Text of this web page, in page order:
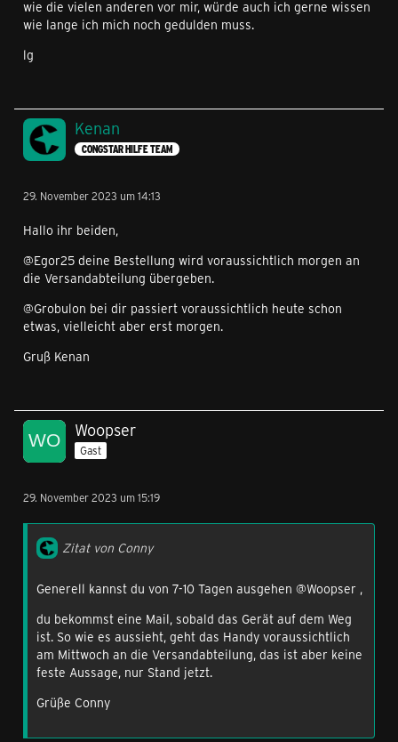
wie die vielen anderen vor mir, würde auch ich gerne wissen
wie lange ich mich noch gedulden muss.
lg
Kenan
CONGSTAR HILFE TEAM
29. November 2023 um 14:13
Hallo ihr beiden,
@Egor25 deine Bestellung wird voraussichtlich morgen an
die Versandabteilung übergeben.
@Grobulon bei dir passiert voraussichtlich heute schon
etwas, vielleicht aber erst morgen.
Gruß Kenan
Woopser
Gast
29. November 2023 um 15:19
Zitat von Conny
Generell kannst du von 7-10 Tagen ausgehen @Woopser ,
du bekommst eine Mail, sobald das Gerät auf dem Weg
ist. So wie es aussieht, geht das Handy voraussichtlich
am Mittwoch an die Versandabteilung, das ist aber keine
feste Aussage, nur Stand jetzt.
Grüße Conny